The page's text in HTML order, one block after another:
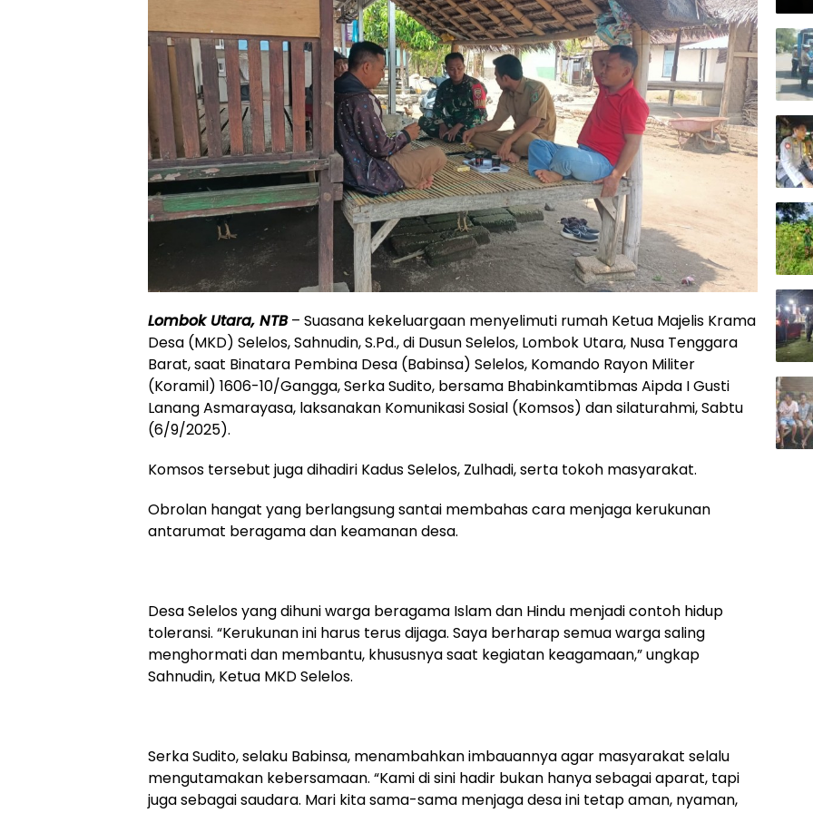
Lombok Utara, NTB– Suasana kekeluargaan menyelimuti rumah Ketua Majelis Krama
Desa (MKD) Selelos, Sahnudin, S.Pd., di Dusun Selelos, Lombok Utara, Nusa Tenggara
Barat, saat Binatara Pembina Desa (Babinsa) Selelos, Komando Rayon Militer
(Koramil) 1606-10/Gangga, Serka Sudito, bersama Bhabinkamtibmas Aipda I Gusti
Lanang Asmarayasa, laksanakan Komunikasi Sosial (Komsos) dan silaturahmi, Sabtu
(6/9/2025).
Komsos tersebut juga dihadiri Kadus Selelos, Zulhadi, serta tokoh masyarakat.
Obrolan hangat yang berlangsung santai membahas cara menjaga kerukunan
antarumat beragama dan keamanan desa.
Desa Selelos yang dihuni warga beragama Islam dan Hindu menjadi contoh hidup
toleransi. “Kerukunan ini harus terus dijaga. Saya berharap semua warga saling
menghormati dan membantu, khususnya saat kegiatan keagamaan,” ungkap
Sahnudin, Ketua MKD Selelos.
Serka Sudito, selaku Babinsa, menambahkan imbauannya agar masyarakat selalu
mengutamakan kebersamaan. “Kami di sini hadir bukan hanya sebagai aparat, tapi
juga sebagai saudara. Mari kita sama-sama menjaga desa ini tetap aman, nyaman,